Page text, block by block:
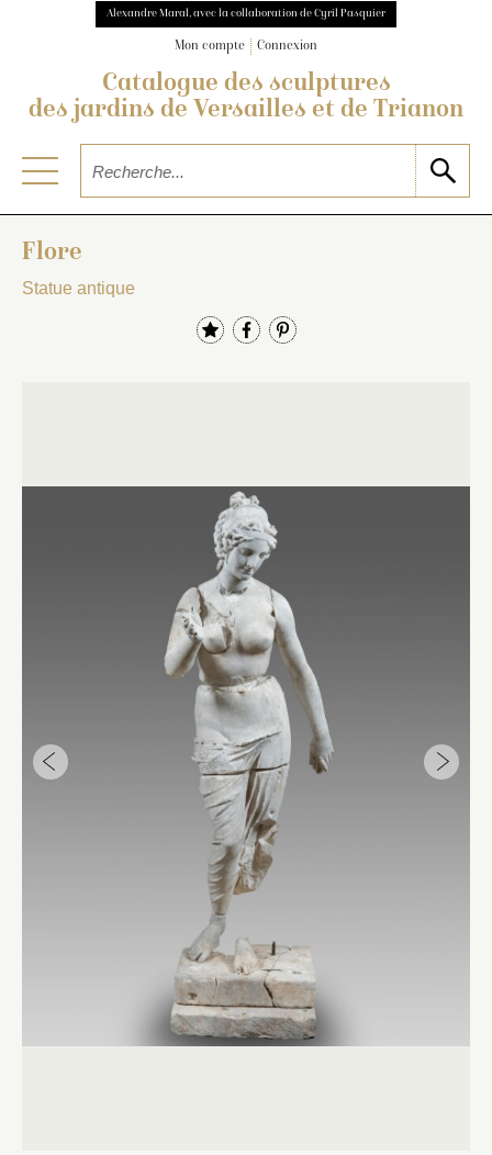
Alexandre Maral, avec la collaboration de Cyril Pasquier
Mon compte Connexion
Catalogue des sculptures
des jardins de Versailles et de Trianon
Flore
Statue antique